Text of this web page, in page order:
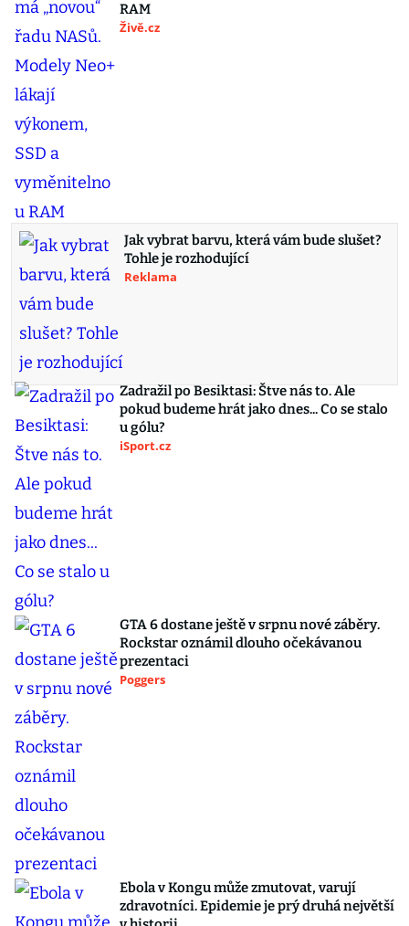
RAM
Živě.cz
Jak vybrat barvu, která vám bude slušet?
Tohle je rozhodující
Reklama
Zadražil po Besiktasi: Štve nás to. Ale
pokud budeme hrát jako dnes... Co se stalo
u gólu?
iSport.cz
GTA 6 dostane ještě v srpnu nové záběry.
Rockstar oznámil dlouho očekávanou
prezentaci
Poggers
Ebola v Kongu může zmutovat, varují
zdravotníci. Epidemie je prý druhá největší